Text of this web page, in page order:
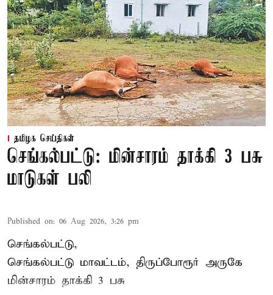
தமிழக செய்திகள்
செங்கல்பட்டு: மின்சாரம் தாக்கி 3 பசு
மாடுகள் பலி
Published on: 06 Aug 2026, 3:26 pm
செங்கல்பட்டு,
செங்கல்பட்டு மாவட்டம், திருப்போரூர் அருகே
மின்சாரம் தாக்கி 3 பசு